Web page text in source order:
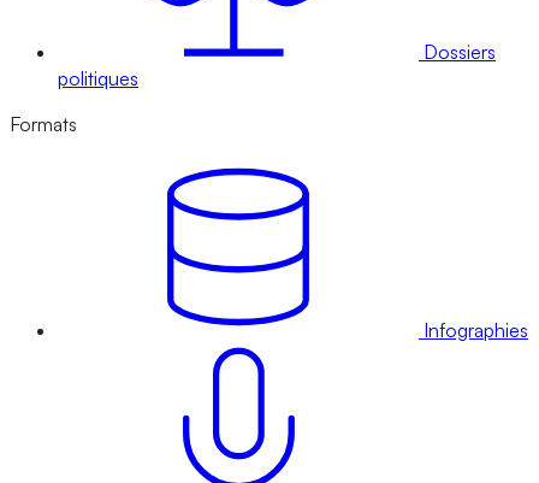
Dossiers
politiques
Formats
Infographies